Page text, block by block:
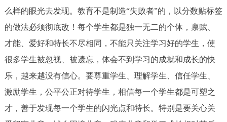
么样的眼光去发现。教育不是制造“失败者”的，以分数贴标签
的做法必须彻底改！每个学生都是独一无二的个体，禀赋、
才能、爱好和特长不尽相同，不能只关注学习好的学生，使
很多学生被忽视、被遗忘，体会不到学习的成就和成长的快
乐，越来越没有信心。要尊重学生、理解学生、信任学生、
激励学生，公平公正对待学生，相信每一个学生都是可塑之
才，善于发现每一个学生的闪光点和特长。特别是要关心关